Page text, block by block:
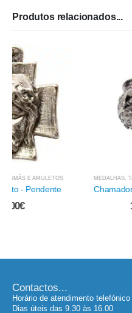
Produtos relacionados...
MEDALHAS, TALISMÃS E AMULETOS
Chamador de Anjos - Prata
Contactos...
Horário de atendimento telefónico